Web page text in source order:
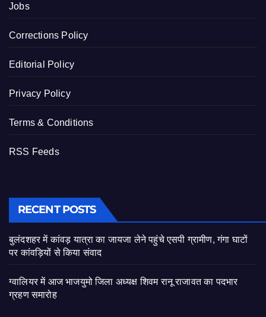
Jobs
Corrections Policy
Editorial Policy
Privacy Policy
Terms & Conditions
RSS Feeds
RECENT POSTS
बुलंदशहर में कांवड़ यात्रा का जायजा लेने पहुंचे एसपी ग्रामीण, गंगा घाटों
पर कांवड़ियों से किया संवाद
ग्वालियर में आज भाजयुमो जिला अध्यक्ष शिवम रानू राजावत का पदभार
ग्रहण समारोह